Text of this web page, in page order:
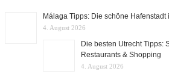
Málaga Tipps: Die schöne Hafenstadt
4. August 2026
Die besten Utrecht Tipps:
Restaurants & Shopping
4. August 2026